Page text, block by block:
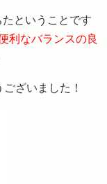
ということです
利なバランスの良
ございました！